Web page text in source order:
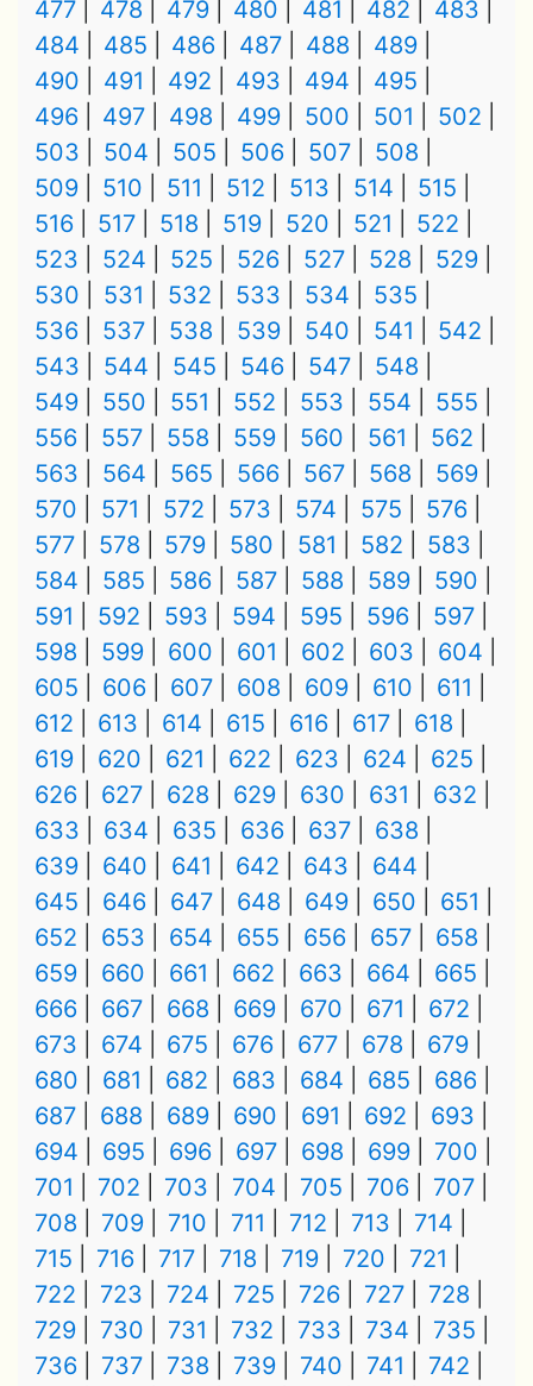
477 478 479 480 481 482
483
484
485 486 487 488
489
490
491 492 493 494
495
496
497 498 499 500 501
502
503
504 505 506 507
508
509
510 511 512 513 514
515
516
517 518 519 520 521
522
523
524 525 526 527 528
529
530
531 532 533 534
535
536
537 538 539 540 541
542
543
544 545 546 547
548
549
550 551 552 553 554
555
556
557 558 559 560 561
562
563
564 565 566 567 568
569
570
571 572 573 574 575
576
577
578 579 580 581 582
583
584
585 586 587 588 589
590
591
592 593 594 595 596
597
598
599 600 601 602 603
604
605
606 607 608 609 610
611
612
613 614 615 616 617
618
619
620 621 622 623 624
625
626
627 628 629 630 631
632
633
634 635 636 637
638
639
640 641 642 643
644
645
646 647 648 649 650
651
652
653 654 655 656 657
658
659
660 661 662 663 664
665
666
667 668 669 670 671
672
673
674 675 676 677 678
679
680
681 682 683 684 685
686
687
688 689 690 691 692
693
694
695 696 697 698 699
700
701
702 703 704 705 706
707
708
709 710 711 712 713
714
715
716 717 718 719 720
721
722
723 724 725 726 727
728
729
730 731 732 733 734
735
736
737 738 739 740 741
742